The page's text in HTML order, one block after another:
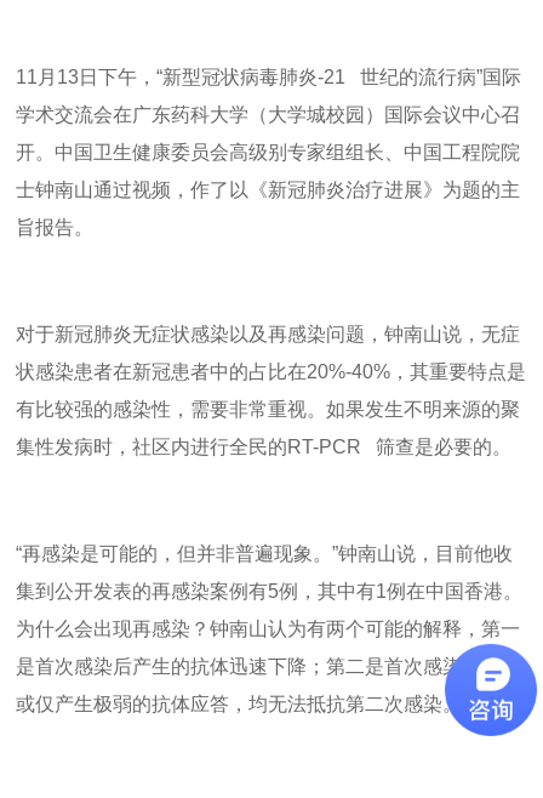
11 月 13日下午， “新型冠状病毒肺炎-21 世纪的流行病”国际
学术交流会在广东药科大学（大学城校园）国际会议中心召
开。中国卫生健康委员会高级别专家组组长、中国工程院院
士钟南山通过视频，作了以《新冠肺炎治疗进展》为题的主
旨报告。
对于新冠肺炎无症状感染以及再感染问题，钟南山说，无症
状感染患者在新冠患者中的占比在20%-40% ，其重要特点是
有比较强的感染性，需要非常重视。如果发生不明来源的聚
集性发病时，社区内进行全民的RT-PCR 筛查是必要的。
“再感染是可能的，但并非普遍现象。”钟南山说，目前他收
集到公开发表的再感染案例有5例，其中有1例在中国香港。
为什么会出现再感染？钟南山认为有两个可能的解释，第一
是首次感染后产生的抗体迅速下降；第二是首次感染时没有
或仅产生极弱的抗体应答，均无法抵抗第二次感染。